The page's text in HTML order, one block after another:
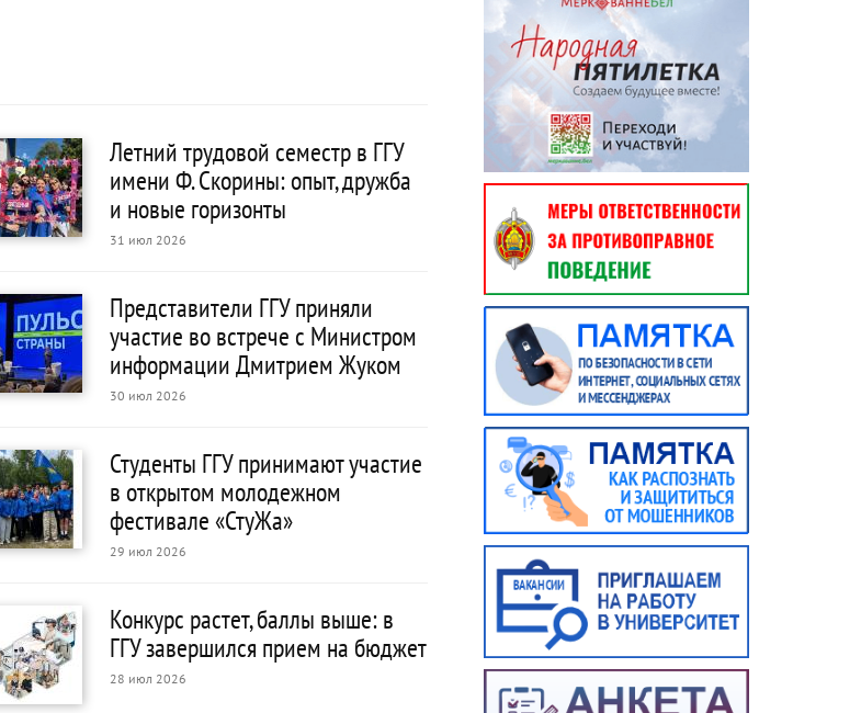
Летний трудовой семестр в ГГУ
имени Ф. Скорины: опыт, дружба
и новые горизонты
31 июл 2026
Представители ГГУ приняли
участие во встрече с Министром
информации Дмитрием Жуком
30 июл 2026
Студенты ГГУ принимают участие
в открытом молодежном
фестивале «СтуЖа»
29 июл 2026
Конкурс растет, баллы выше: в
ГГУ завершился прием на бюджет
28 июл 2026